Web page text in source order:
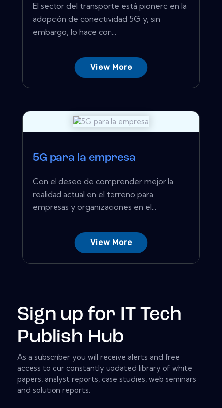
El sector del transporte está pionero en la
adopción de conectividad 5G y, sin
embargo, lo hace con...
View More
5G para la empresa
Con el deseo de comprender mejor la
realidad actual en el terreno para
empresas y organizaciones en el...
View More
Sign up for IT Tech
Publish Hub
As a subscriber you will receive alerts and free
access to our constantly updated library of white
papers, analyst reports, case studies, web seminars
and solution reports.